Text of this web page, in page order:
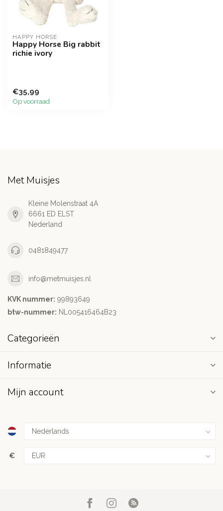
HAPPY HORSE
Happy Horse Big rabbit
richie ivory
€35,99
Op voorraad
Met Muisjes
Kleine Molenstraat 4A
6661 ED ELST
Nederland
0481849477
info@metmuisjes.nl
KVK nummer: 99893649
btw-nummer: NL005416464B23
Categorieën
Informatie
Mijn account
€